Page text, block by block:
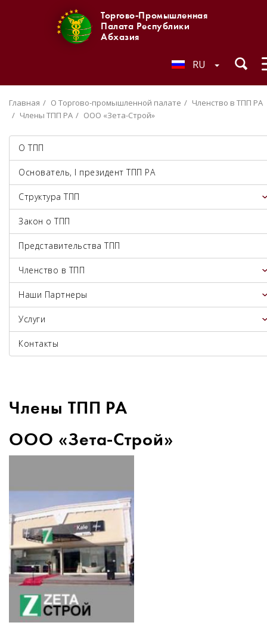
Торгово-Промышленная
Палата Республики
Абхазия
RU
Главная О Торгово-промышленной палате
Членство в ТПП РА
Члены ТПП РА
ООО «Зета-Строй»
О ТПП
Основатель, I президент ТПП РА
Структура ТПП
Закон о ТПП
Представительства ТПП
Членство в ТПП
Наши Партнеры
Услуги
Контакты
Члены ТПП РА
ООО «Зета-Строй»